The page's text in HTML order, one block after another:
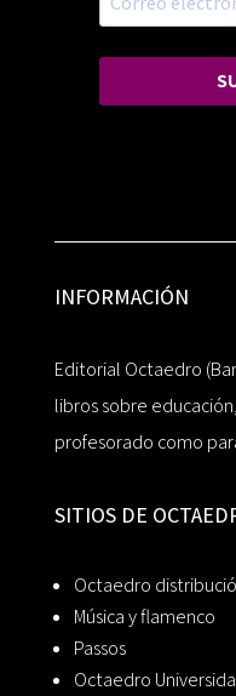
INFORMACIÓN
Editorial Octaedro
libros sobre
profesorado como
SITIOS DE
Octaedro
Música y flamenco
Passos
Octaedro